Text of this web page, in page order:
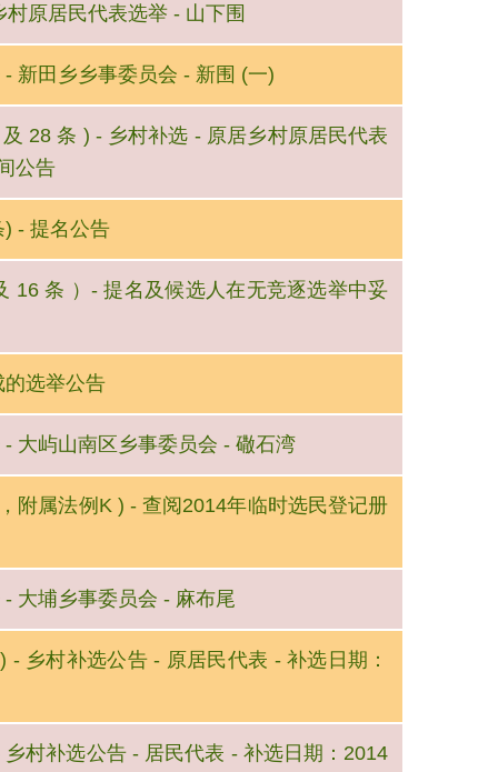
原居民代表选举 - 山下围
新田乡乡事委员会 - 新围 (一)
28 条 ) - 乡村补选 - 原居乡村原居民代表
公告
- 提名公告
16 条 ）- 提名及候选人在无竞逐选举中妥
的选举公告
大屿山南区乡事委员会 - 䃟石湾
附属法例K ) - 查阅2014年临时选民登记册
大埔乡事委员会 - 麻布尾
乡村补选公告 - 原居民代表 - 补选日期：
村补选公告 - 居民代表 - 补选日期：2014